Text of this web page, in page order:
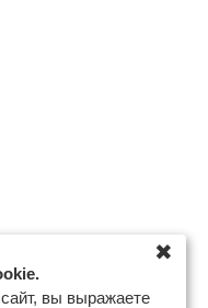
вы выражаете
✖